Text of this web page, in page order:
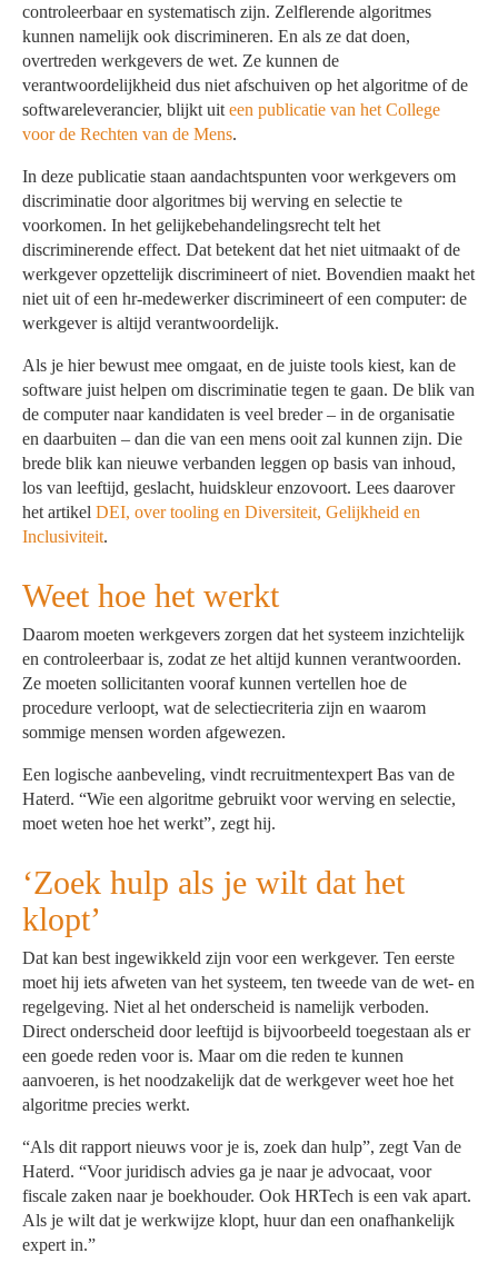
controleerbaar en systematisch zijn. Zelflerende algoritmes
kunnen namelijk ook discrimineren. En als ze dat doen,
overtreden werkgevers de wet. Ze kunnen de
verantwoordelijkheid dus niet afschuiven op het algoritme of de
softwareleverancier, blijkt uiteen publicatie van het College
voor de Rechten van de Mens.
In deze publicatie staan aandachtspunten voor werkgevers om
discriminatie door algoritmes bij werving en selectie te
voorkomen. In het gelijkebehandelingsrecht telt het
discriminerende effect. Dat betekent dat het niet uitmaakt of de
werkgever opzettelijk discrimineert of niet. Bovendien maakt het
niet uit of een hr-medewerker discrimineert of een computer: de
werkgever is altijd verantwoordelijk.
Als je hier bewust mee omgaat, en de juiste tools kiest, kan de
software juist helpen om discriminatie tegen te gaan. De blik van
de computer naar kandidaten is veel breder – in de organisatie
en daarbuiten – dan die van een mens ooit zal kunnen zijn. Die
brede blik kan nieuwe verbanden leggen op basis van inhoud,
los van leeftijd, geslacht, huidskleur enzovoort. Lees daarover
het artikelDEI, over tooling en Diversiteit, Gelijkheid en
Inclusiviteit.
Weet hoe het werkt
Daarom moeten werkgevers zorgen dat het systeem inzichtelijk
en controleerbaar is, zodat ze het altijd kunnen verantwoorden.
Ze moeten sollicitanten vooraf kunnen vertellen hoe de
procedure verloopt, wat de selectiecriteria zijn en waarom
sommige mensen worden afgewezen.
Een logische aanbeveling, vindt recruitmentexpert Bas van de
Haterd. “Wie een algoritme gebruikt voor werving en selectie,
moet weten hoe het werkt”, zegt hij.
‘Zoek hulp als je wilt dat het
klopt’
Dat kan best ingewikkeld zijn voor een werkgever. Ten eerste
moet hij iets afweten van het systeem, ten tweede van de wet- en
regelgeving. Niet al het onderscheid is namelijk verboden.
Direct onderscheid door leeftijd is bijvoorbeeld toegestaan als er
een goede reden voor is. Maar om die reden te kunnen
aanvoeren, is het noodzakelijk dat de werkgever weet hoe het
algoritme precies werkt.
“Als dit rapport nieuws voor je is, zoek dan hulp”, zegt Van de
Haterd. “Voor juridisch advies ga je naar je advocaat, voor
fiscale zaken naar je boekhouder. Ook HRTech is een vak apart.
Als je wilt dat je werkwijze klopt, huur dan een onafhankelijk
expert in.”